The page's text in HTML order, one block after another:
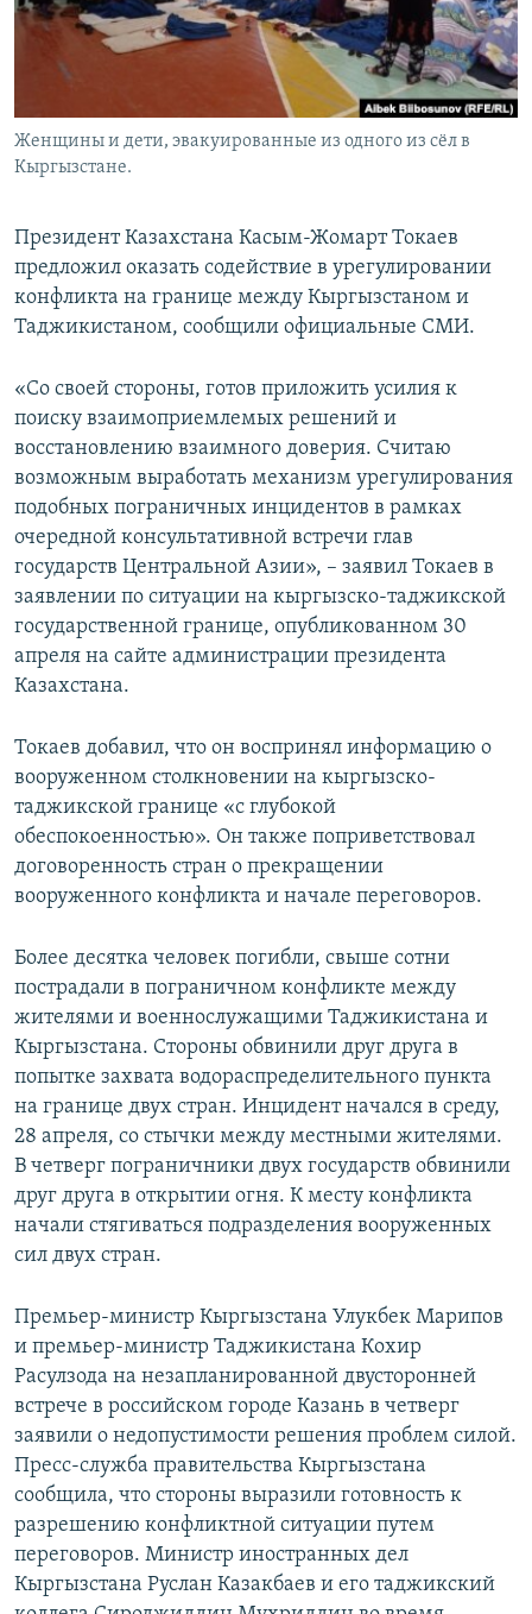
Женщины и дети, эвакуированные из одного из сёл в
Кыргызстане.
Президент Казахстана Касым-Жомарт Токаев
предложил оказать содействие в урегулировании
конфликта на границе между Кыргызстаном и
Таджикистаном, сообщили официальные СМИ.
«Со своей стороны, готов приложить усилия к
поиску взаимоприемлемых решений и
восстановлению взаимного доверия. Считаю
возможным выработать механизм урегулирования
подобных пограничных инцидентов в рамках
очередной консультативной встречи глав
государств Центральной Азии», – заявил Токаев в
заявлении по ситуации на кыргызско-таджикской
государственной границе, опубликованном 30
апреля на сайте администрации президента
Казахстана.
Токаев добавил, что он воспринял информацию о
вооруженном столкновении на кыргызско-
таджикской границе «с глубокой
обеспокоенностью». Он также поприветствовал
договоренность стран о прекращении
вооруженного конфликта и начале переговоров.
Более десятка человек погибли, свыше сотни
пострадали в пограничном конфликте между
жителями и военнослужащими Таджикистана и
Кыргызстана. Стороны обвинили друг друга в
попытке захвата водораспределительного пункта
на границе двух стран. Инцидент начался в среду,
28 апреля, со стычки между местными жителями.
В четверг пограничники двух государств обвинили
друг друга в открытии огня. К месту конфликта
начали стягиваться подразделения вооруженных
сил двух стран.
Премьер-министр Кыргызстана Улукбек Марипов
и премьер-министр Таджикистана Кохир
Расулзода на незапланированной двусторонней
встрече в российском городе Казань в четверг
заявили о недопустимости решения проблем силой.
Пресс-служба правительства Кыргызстана
сообщила, что стороны выразили готовность к
разрешению конфликтной ситуации путем
переговоров. Министр иностранных дел
Кыргызстана Руслан Казакбаев и его таджикский